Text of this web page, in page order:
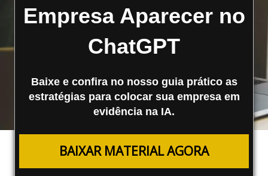
Empresa Aparecer no
ChatGPT
Baixe e confira no nosso guia prático as
estratégias para colocar sua empresa em
evidência na IA.
BAIXAR MATERIAL AGORA
Ecommerce SEO – Dicas de SEO